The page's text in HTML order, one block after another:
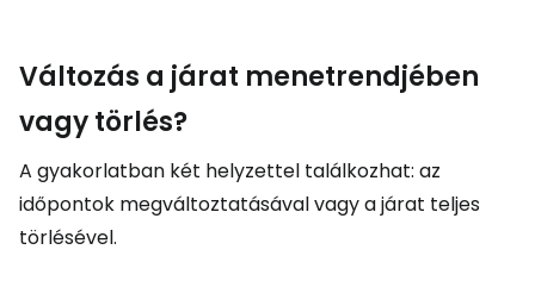
Változás a járat menetrendjében
vagy törlés?
A gyakorlatban két helyzettel találkozhat: az
időpontok megváltoztatásával vagy a járat teljes
törlésével.